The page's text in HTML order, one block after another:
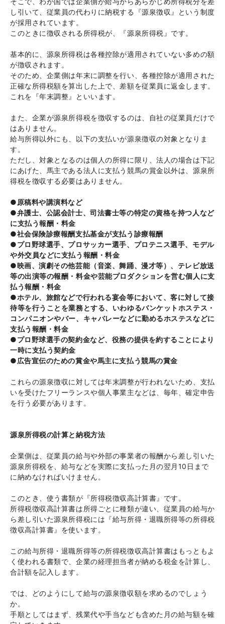
し引いて、従業員の代わりに納税する『源泉徴収』という制度
が採用されています。
このときに徴収される所得税が、『源泉所得税』です。
基本的に、源泉所得税は各種控除が適用されていない多めの額
が徴収されます。
そのため、企業側は年末に調整を行い、各種控除が適用された
正確な所得税額を算出した上で、差額を従業員に返金します。
これを『年末調整』といいます。
また、企業が源泉所得税を徴収するのは、自社の従業員だけで
はありません。
給与所得以外にも、以下の支払いが源泉徴収の対象となりま
す。
ただし、対象となるのは個人の所得に限り、法人の場合は下記
にあげた、馬主である法人に支払う競馬の賞金以外は、源泉所
得税を徴収する必要はありません。
●原稿料や講演料など
●弁護士、公認会計士、司法書士等の特定の資格を持つ人など
に支払う報酬・料金
●社会保険診療報酬支払基金が支払う診療報酬
●プロ野球選手、プロサッカー選手、プロテニス選手、モデル
や外交員などに支払う報酬・料金
●映画、演劇その他芸能（音楽、舞踊、漫才等）、テレビ放送
等の出演等の報酬・料金や芸能プロダクションを営む個人に支
払う報酬・料金
●ホテル、旅館などで行われる宴会等において、客に対して接
待等を行うことを業務とする、いわゆるバンケットホステス・
コンパニオンやバー、キャバレーなどに勤めるホステスなどに
支払う報酬・料金
●プロ野球選手の契約金など、役務の提供を約することにより
一時に支払う契約金
●広告宣伝のための賞金や馬主に支払う競馬の賞金
これらの源泉徴収に対しては年末調整が行われないため、支払
いを受けたフリーランスや個人事業主などは、毎年、確定申告
を行う必要があります。
源泉所得税の計算と納税方法
企業側は、従業員の給与や外部の事業者の報酬から差し引いた
源泉所得税を、給与などを実際に支払った月の翌月10日まで
に納めなければいけません。
このとき、使う書類が『所得税徴収高計算書』です。
所得税徴収高計算書は所得ごとに種類が違い、従業員の給与か
ら差し引いた源泉所得税には『給与所得・退職所得等の所得税
徴収高計算書』を使います。
この給与所得・退職所得等の所得税徴収高計算書はもっともよ
く使われる書類で、企業の経理担当者が納める税金を計算し、
合計額を記入します。
では、どのようにして給与の源泉徴収額を求めるのでしょう
か。
手順としてはまず、残業代や手当なども含めた月の給与額を確